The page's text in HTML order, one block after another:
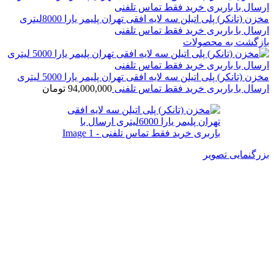
مخزن (تانکر) پلی اتیلن سه لایه افقی تهران پلیمر یارا 8000لیتری
ارسال با باربری خرید فقط تماس تلفنی
بازگشت به محصولات
مخزن (تانکر) پلی اتیلن سه لایه افقی تهران پلیمر یارا 5000 لیتری
ارسال با باربری خرید فقط تماس تلفنی 94,000,000 تومان
بزرگنمایی تصویر